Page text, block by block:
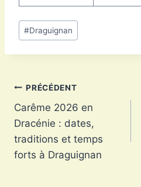
Étiquettes
de
la
#Draguignan
Navigation
de
l’article
PRÉCÉDENT
Carême 2026 en
Dracénie : dates,
traditions et temps
forts à Draguignan